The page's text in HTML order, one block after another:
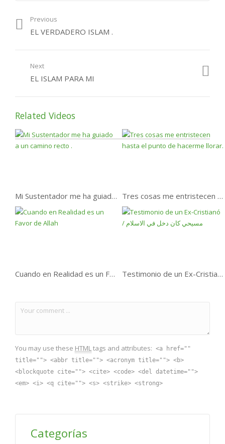
¿Que Dijo El Profeta
Muhammad sobre El
Guardar Los Mandatos
del Creador.
El siervo que ama
encontrar con el Creador.
Previous
EL VERDADERO ISLAM .
Next
EL ISLAM PARA MI
Related Videos
Mi Sustentador me ha guiado a un camino recto . Tres cosas me entristecen hasta el punto de hacerme llorar.
Cuando en Realidad es un Favor de Allah Testimonio de un Ex-Cristianó / مسيحي كان دخل في الاسلام
You may use these HTMLtags and attributes: <a href=""
title=""> <abbr title=""> <acronym title=""> <b>
<blockquote cite=""> <cite> <code> <del datetime="">
<em> <i> <q cite=""> <s> <strike> <strong>
Categorías